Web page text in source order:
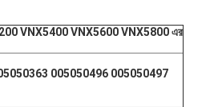
VNX5400 VNX5600 VNX5800 এর
005050496 005050497